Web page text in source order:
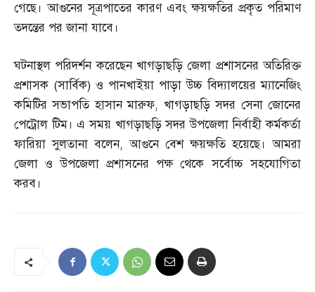
গেছে। আগুনের সূত্রপাতের কারণ এবং ক্ষয়ক্ষতির প্রকৃত পরিমাণ
তদন্তের পর জানা যাবে।
ঘটনাস্থল পরিদর্শন করেছেন খাগড়াছড়ি জেলা প্রশাসনের অতিরিক্ত
প্রশাসক (সার্বিক) ও পানখাইয়া পাড়া উচ্চ বিদ্যালয়ের ম্যানেজিং
কমিটির সভাপতি হাসান মারুফ, খাগড়াছড়ি সদর সেনা জোনের
পেট্রোল টিম। এ সময় খাগড়াছড়ি সদর উপজেলা নির্বাহী কর্মকর্তা
ফারিয়া সুলতানা বলেন,আগুনে বেশ ক্ষয়ক্ষতি হয়েছে। আমরা
জেলা ও উপজেলা প্রশাসনের পক্ষ থেকে সর্বোচ্চ সহযোগিতা
করব।